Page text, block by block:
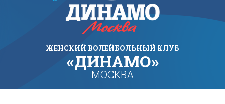
ЖЕНСКИЙ ВОЛЕЙБОЛЬНЫЙ КЛУБ
«ДИНАМО»
МОСКВА